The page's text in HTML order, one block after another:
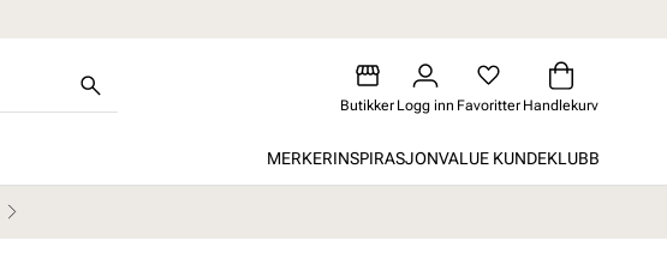
Butikker Logg inn Favoritter Handlekurv
MERKERINSPIRASJONVALUE KUNDEKLUBB